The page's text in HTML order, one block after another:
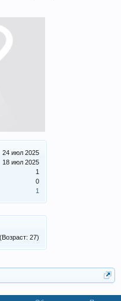
24 июл 2025
18 июл 2025
1
0
1
(Возраст: 27)